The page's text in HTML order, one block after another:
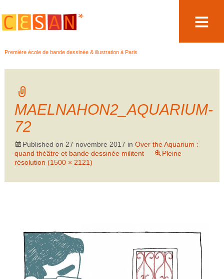
Première école de bande dessinée & illustration à Paris
au
MAELNAHON2_AQUARIUM-
72
Published on 27 novembre 2017 in Over the Aquarium :
quand théâtre et bande dessinée militent
Pleine
résolution (1500 × 2121)